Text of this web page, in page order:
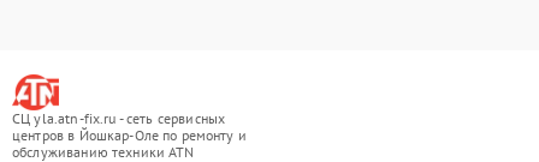
СЦ yla.atn-fix.ru - сеть сервисных
центров в Йошкар-Оле по ремонту и
обслуживанию техники ATN